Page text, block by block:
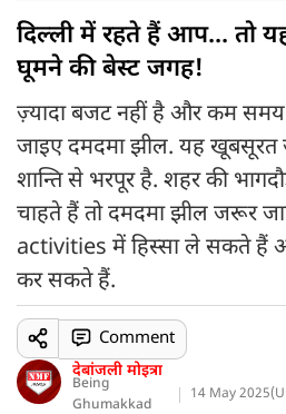
दिल्ली में रहते हैं आप... तो
घूमने की बेस्ट जगह!
ज़्यादा बजट नहीं है और कम
जाइए दमदमा झील. यह खूबसूरत
शान्ति से भरपूर है. शहर की
चाहते हैं तो दमदमा झील जरूर
activities में हिस्सा ले सकते हैं
कर सकते हैं.
देबांजली मोइत्रा
Being
Ghumakkad
14 May 2025(
Comment